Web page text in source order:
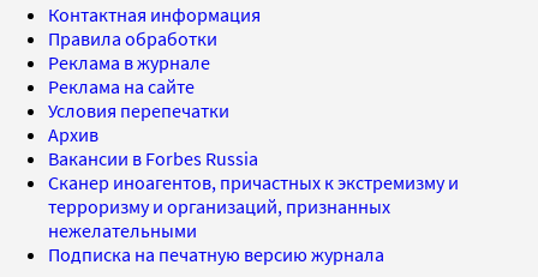
Контактная информация
Правила обработки
Реклама в журнале
Реклама на сайте
Условия перепечатки
Архив
Вакансии в Forbes Russia
Сканер иноагентов, причастных к экстремизму и
терроризму и организаций, признанных
нежелательными
Подписка на печатную версию журнала